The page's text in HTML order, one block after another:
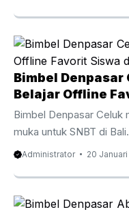
sistem belajar offline,
pemahaman siswa
muka membuat siswa
berani mencoba
publik, sekolah privat,
di Bali mengandalkan
Bona. Kurikulum
Bimbel Denpasar
Belajar Offline
Bimbel Denpasar Celuk
muka untuk SNBT di
banyak siswa bagi anak-
langsung. Melalui
Celuk memudahkan
Administrator 20